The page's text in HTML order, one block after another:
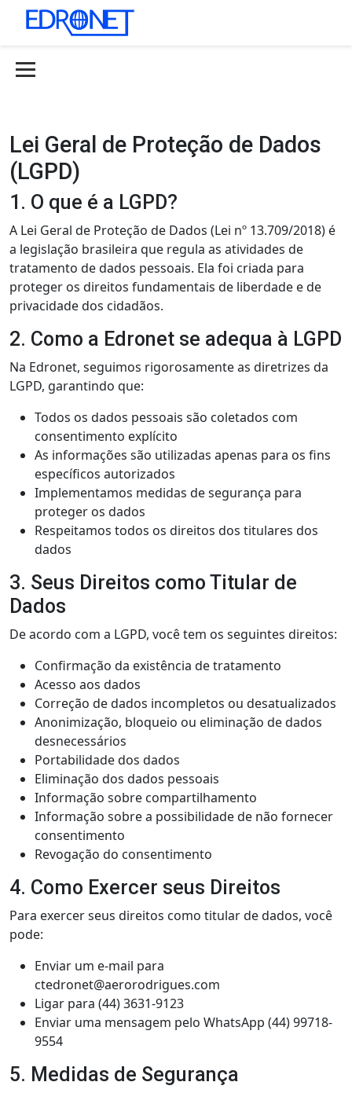
Lei Geral de Proteção de Dados
(LGPD)
1. O que é a LGPD?
A Lei Geral de Proteção de Dados (Lei nº 13.709/2018) é
a legislação brasileira que regula as atividades de
tratamento de dados pessoais. Ela foi criada para
proteger os direitos fundamentais de liberdade e de
privacidade dos cidadãos.
2. Como a Edronet se adequa à LGPD
Na Edronet, seguimos rigorosamente as diretrizes da
LGPD, garantindo que:
Todos os dados pessoais são coletados com
consentimento explícito
As informações são utilizadas apenas para os fins
específicos autorizados
Implementamos medidas de segurança para
proteger os dados
Respeitamos todos os direitos dos titulares dos
dados
3. Seus Direitos como Titular de
Dados
De acordo com a LGPD, você tem os seguintes direitos:
Confirmação da existência de tratamento
Acesso aos dados
Correção de dados incompletos ou desatualizados
Anonimização, bloqueio ou eliminação de dados
desnecessários
Portabilidade dos dados
Eliminação dos dados pessoais
Informação sobre compartilhamento
Informação sobre a possibilidade de não fornecer
consentimento
Revogação do consentimento
4. Como Exercer seus Direitos
Para exercer seus direitos como titular de dados, você
pode:
Enviar um e-mail para
ctedronet@aerorodrigues.com
Ligar para (44) 3631-9123
Enviar uma mensagem pelo WhatsApp (44) 99718-
9554
5. Medidas de Segurança